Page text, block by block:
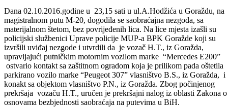
Goražde i dežurni Kantonalni tužilac, a rad na događaju i kvalifikaciji
istog je u toku.
Dana 02.10.2016.godine u 23,15 sati u ul.A.Hodžića u Goraždu, na
magistralnom putu M-20, dogodila se saobraćajna nezgoda, sa
materijalnom štetom, bez povrijeđenih lica. Na lice mjesta izašli su
policijski službenici Uprave policije MUP-a BPK Goražde koji su
izvršili uviđaj nezgode i utvrdili da je vozač H.T., iz Goražda,
upravljajući putničkim motornim vozilom marke “Mercedes E200”
ostvario kontakt sa zaštitnom ogradom koja je prilikom pada oštetila
parkirano vozilo marke “Peugeot 307” vlasništvo B.S., iz Goražda, i